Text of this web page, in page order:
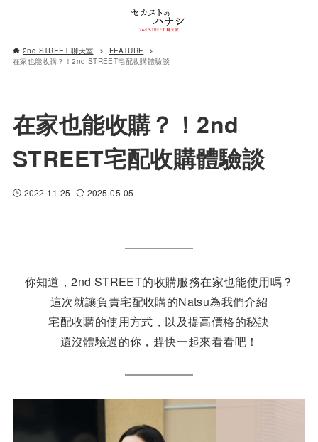
2nd STREET 聊天室
FEATURE
在家也能收購？！2nd STREET宅配收購體驗談
在家也能收購？！2nd
STREET宅配收購體驗談
2022-11-25 2025-05-05
你知道，2nd STREET的收購服務在家也能使用嗎？
這次就讓負責宅配收購的Natsu為我們介紹
宅配收購的使用方式，以及提高價格的秘訣
還沒體驗過的你，趕快一起來看看吧！